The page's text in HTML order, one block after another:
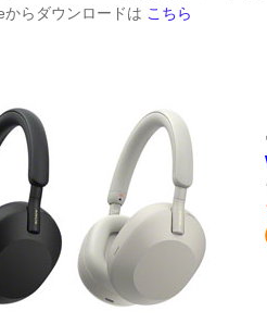
からダウンロードは こちら